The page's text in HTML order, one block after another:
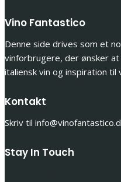
Vino Fantastico
Denne side drives som et
vinforbrugere, der ønsker
italiensk vin og inspiration
Kontakt
Skriv til
Stay In Touch